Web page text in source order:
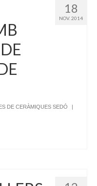
18
NOV. 2014
DE CERÀMIQUES SEDÓ